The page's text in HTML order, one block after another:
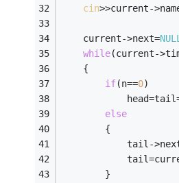
cin>>current-
	current->next=
while(current-
	{
if(n==0)
else
		{
tail-
		}